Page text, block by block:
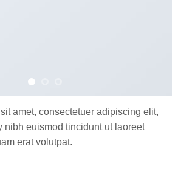
amet, consectetuer adipiscing elit,
nibh euismod tincidunt ut laoreet
erat volutpat.